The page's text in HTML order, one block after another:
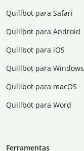
Quillbot para Safari
Quillbot para Android
Quillbot para iOS
Quillbot para Windows
Quillbot para macOS
Quillbot para Word
Ferramentas